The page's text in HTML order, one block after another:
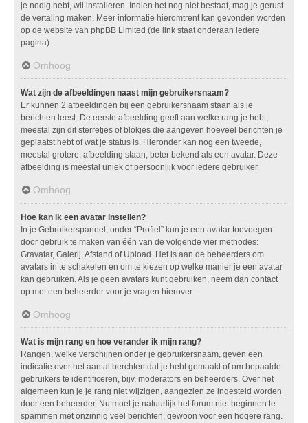
je nodig hebt, wil installeren. Indien het nog niet bestaat, mag je gerust
de vertaling maken. Meer informatie hieromtrent kan gevonden worden
op de website van phpBB Limited (de link staat onderaan iedere
pagina).
Omhoog
Wat zijn de afbeeldingen naast mijn gebruikersnaam?
Er kunnen 2 afbeeldingen bij een gebruikersnaam staan als je
berichten leest. De eerste afbeelding geeft aan welke rang je hebt,
meestal zijn dit sterretjes of blokjes die aangeven hoeveel berichten je
geplaatst hebt of wat je status is. Hieronder kan nog een tweede,
meestal grotere, afbeelding staan, beter bekend als een avatar. Deze
afbeelding is meestal uniek of persoonlijk voor iedere gebruiker.
Omhoog
Hoe kan ik een avatar instellen?
In je Gebruikerspaneel, onder “Profiel” kun je een avatar toevoegen
door gebruik te maken van één van de volgende vier methodes:
Gravatar, Galerij, Afstand of Upload. Het is aan de beheerders om
avatars in te schakelen en om te kiezen op welke manier je een avatar
kan gebruiken. Als je geen avatars kunt gebruiken, neem dan contact
op met een beheerder voor je vragen hierover.
Omhoog
Wat is mijn rang en hoe verander ik mijn rang?
Rangen, welke verschijnen onder je gebruikersnaam, geven een
indicatie over het aantal berchten dat je hebt gemaakt of om bepaalde
gebruikers te identificeren, bijv. moderators en beheerders. Over het
algemeen kun je je rang niet wijzigen, aangezien ze ingesteld worden
door een beheerder. Nu moet je natuurlijk het forum niet beginnen te
spammen met onzinnig veel berichten, gewoon voor een hogere rang.